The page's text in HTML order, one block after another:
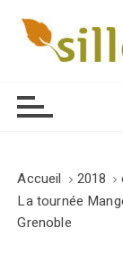
Accueil 2018
La tournée
Grenoble